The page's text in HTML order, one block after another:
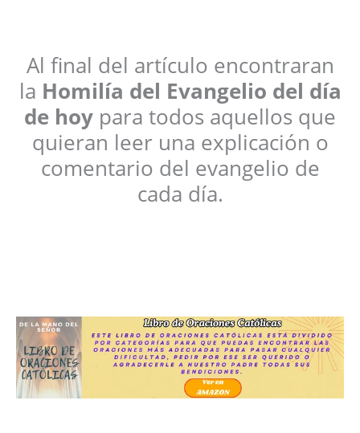
Al final del artículo encontraran
la Homilía del Evangelio del día
de hoy para todos aquellos que
quieran leer una explicación o
comentario del evangelio de
cada día.